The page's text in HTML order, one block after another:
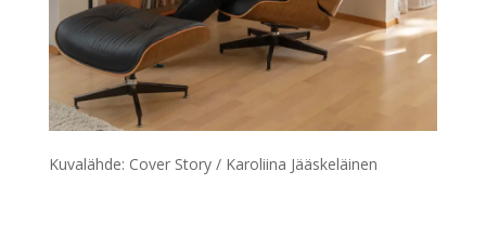
Kuvalähde: Cover Story / Karoliina Jääskeläinen